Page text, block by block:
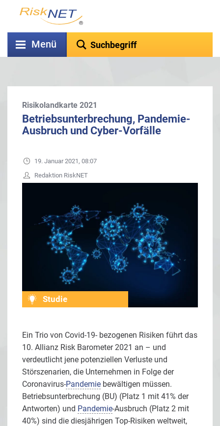
Menü
Risikolandkarte 2021
Betriebsunterbrechung, Pandemie-
Ausbruch und Cyber-Vorfälle
19. Januar 2021, 08:07
Redaktion RiskNET
Studie
Ein Trio von Covid-19- bezogenen Risiken führt das
10. Allianz Risk Barometer 2021 an – und
verdeutlicht jene potenziellen Verluste und
Störszenarien, die Unternehmen in Folge der
Coronavirus-Pandemie bewältigen müssen.
Betriebsunterbrechung (BU) (Platz 1 mit 41% der
Antworten) und Pandemie-Ausbruch (Platz 2 mit
40%) sind die diesjährigen Top-Risiken weltweit,